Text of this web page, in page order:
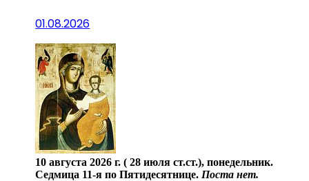
01.08.2026
10 августа 2026 г. ( 28 июля ст.ст.), понедельник.
Седмица 11-я по Пятидесятнице. Поста нет.